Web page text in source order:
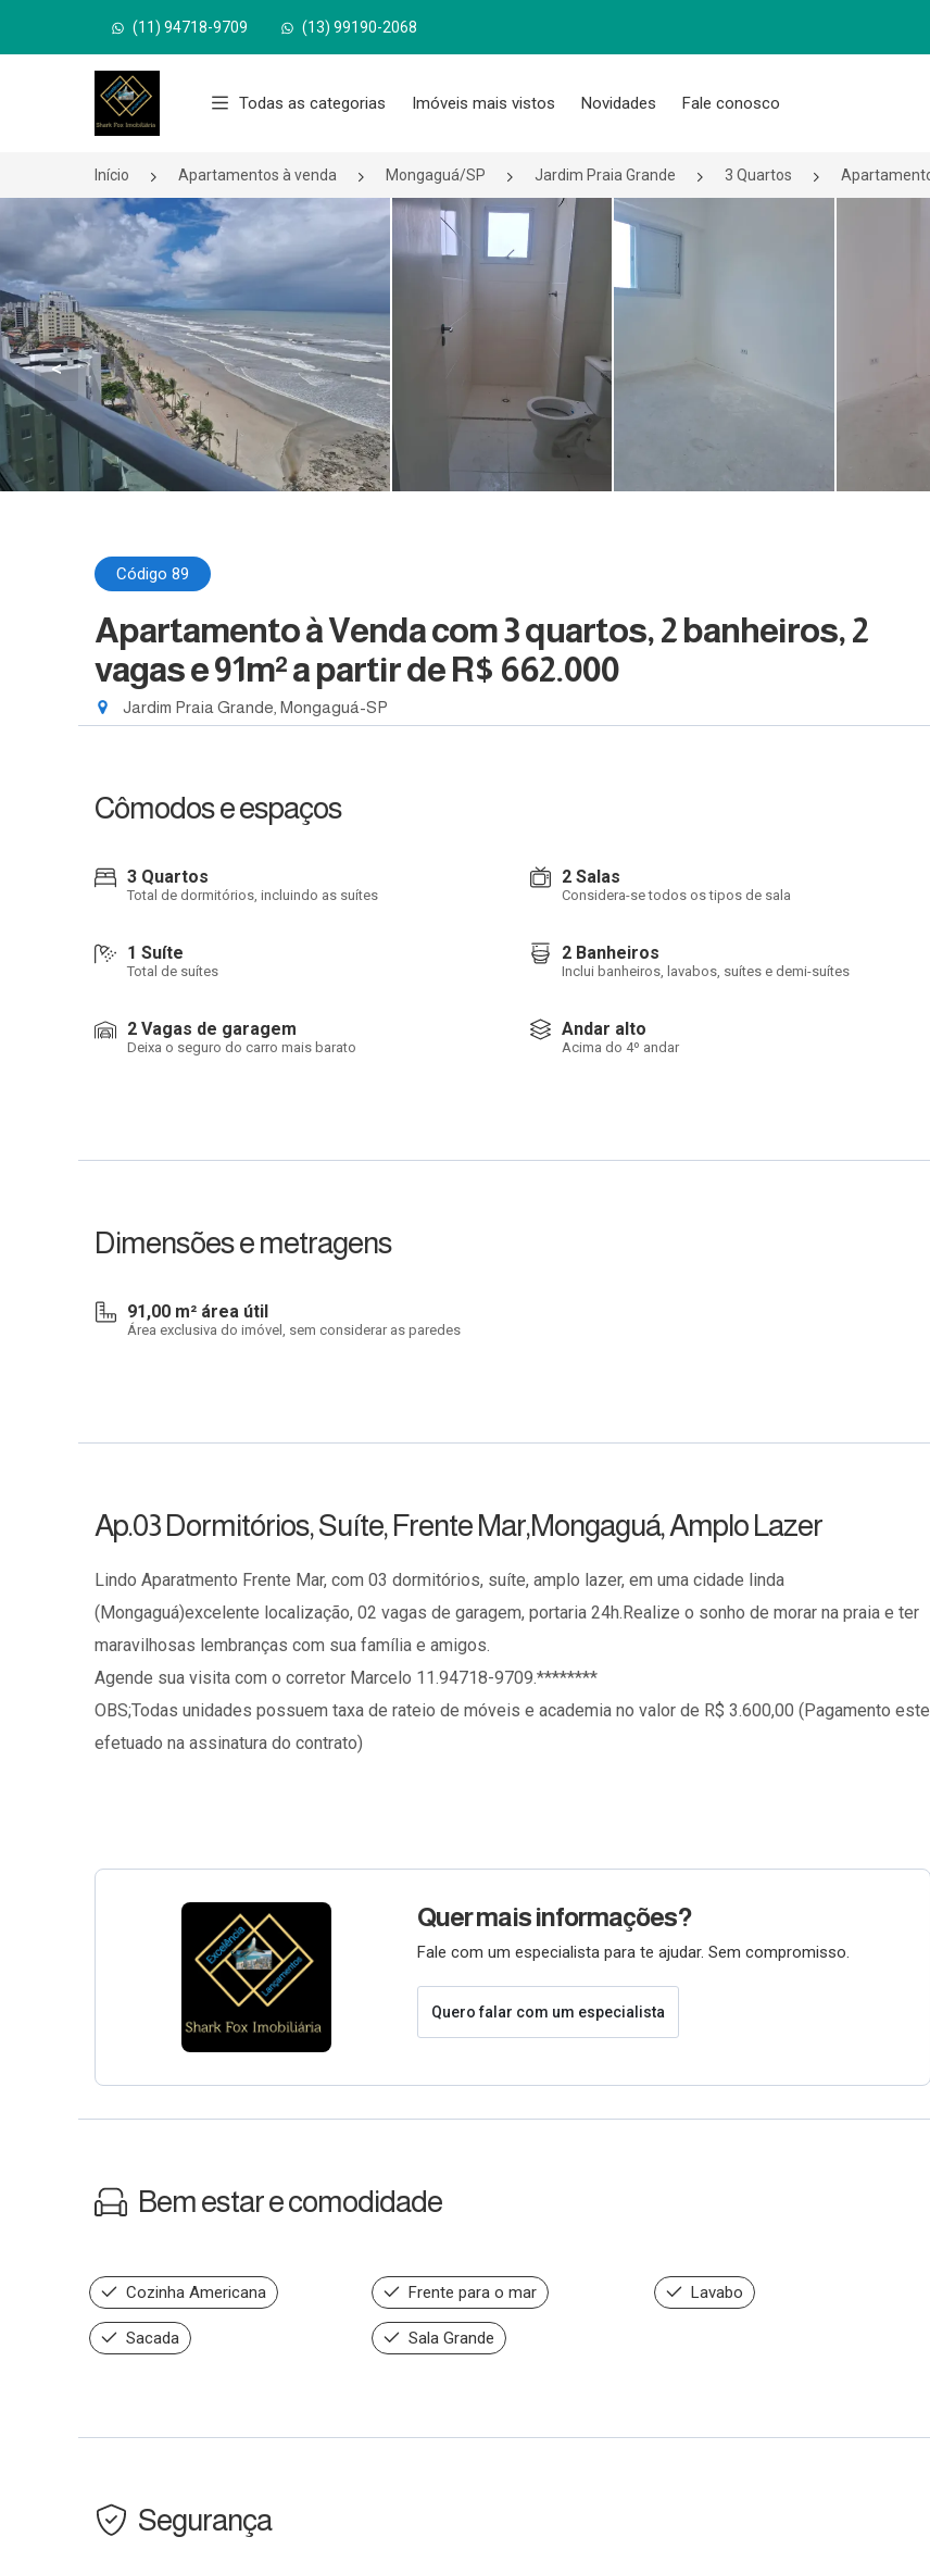
(11) 94718-9709 (13) 99190-2068
Página inicial
Todas as categorias Imóveis mais vistos Novidades Fale conosco
Início Apartamentos à venda Mongaguá/SP Jardim Praia Grande 3 Quartos
<
Código 89
Apartamento à Venda com 3 quartos, 2 banheiros, 2
vagas e 91m²a partir de R$ 662.000
Jardim Praia Grande, Mongaguá-SP
Cômodos e espaços
3 Quartos
Total de dormitórios, incluindo as suítes
2 Salas
Considera-se todos os tipos de sala
1 Suíte
Total de suítes
2 Banheiros
Inclui banheiros, lavabos, suítes e demi-suítes
2 Vagas de garagem
Deixa o seguro do carro mais barato
Andar alto
Acima do 4º andar
Dimensões e metragens
91,00 m² área útil
Área exclusiva do imóvel, sem considerar as paredes
Ap.03 Dormitórios, Suíte, Frente Mar,Mongaguá, Amplo Lazer
Lindo Aparatmento Frente Mar, com 03 dormitórios, suíte, amplo lazer, em uma cidade linda
(Mongaguá)excelente localização, 02 vagas de garagem, portaria 24h.Realize o sonho de morar na praia e ter
maravilhosas lembranças com sua família e amigos.
Agende sua visita com o corretor Marcelo 11.94718-9709.********
OBS;Todas unidades possuem taxa de rateio de móveis e academia no valor de R$ 3.600,00 (Pagamento este
efetuado na assinatura do contrato)
Quer mais informações?
Fale com um especialista para te ajudar. Sem compromisso.
Quero falar com um especialista
Bem estar e comodidade
Cozinha Americana Frente para o mar Lavabo
Sacada Sala Grande
Segurança